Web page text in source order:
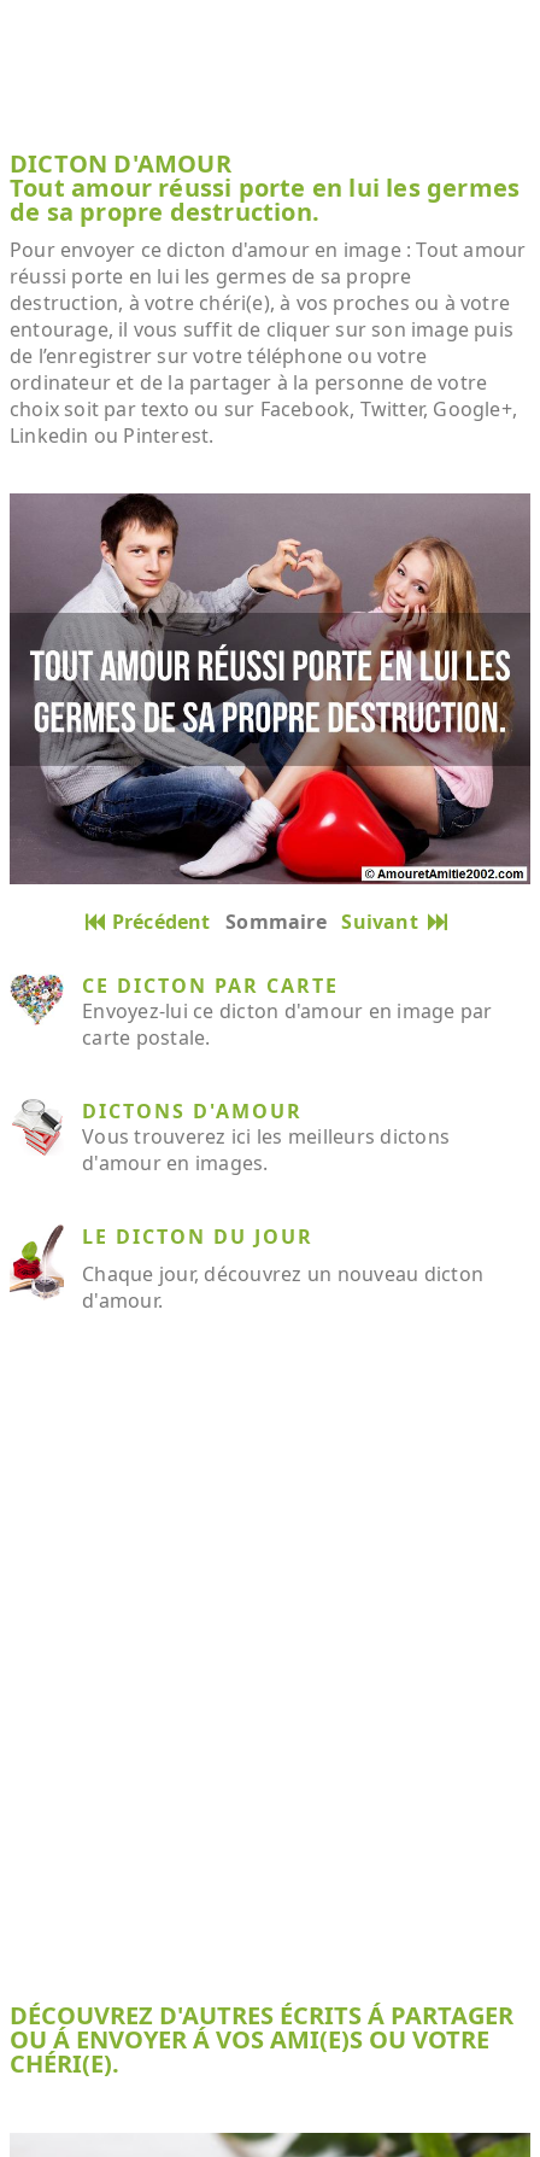
DICTON D'AMOUR
Tout amour réussi porte en lui les germes
de sa propre destruction.
Pour envoyer ce dicton d'amour en image : Tout amour
réussi porte en lui les germes de sa propre
destruction, à votre chéri(e), à vos proches ou à votre
entourage, il vous suffit de cliquer sur son image puis
de l’enregistrer sur votre téléphone ou votre
ordinateur et de la partager à la personne de votre
choix soit par texto ou sur Facebook, Twitter, Google+,
Linkedin ou Pinterest.
Précédent Sommaire Suivant
CE DICTON PAR CARTE
Envoyez-lui ce dicton d'amour en image par
carte postale.
DICTONS D'AMOUR
Vous trouverez ici les meilleurs dictons
d'amour en images.
LE DICTON DU JOUR
Chaque jour, découvrez un nouveau dicton
d'amour.
DÉCOUVREZ D'AUTRES ÉCRITS Á PARTAGER
OU Á ENVOYER Á VOS AMI(E)S OU VOTRE
CHÉRI(E).